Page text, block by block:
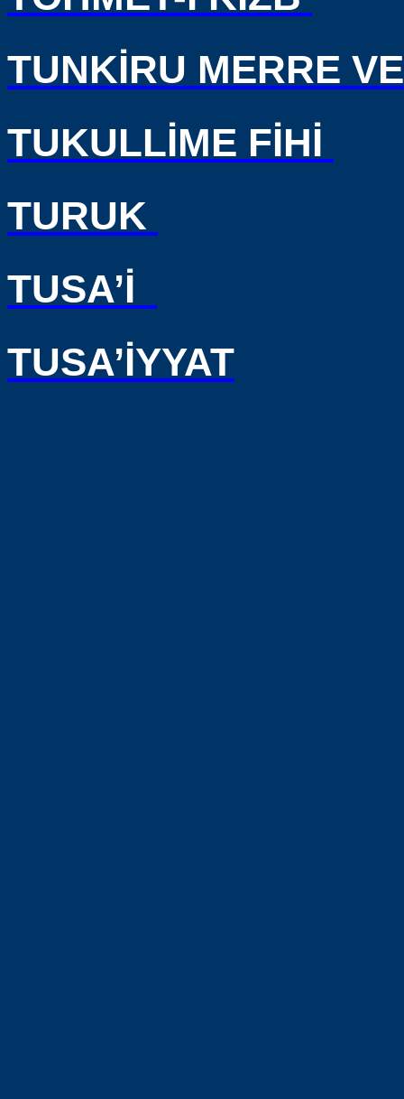
TUNKİRU MERRE
TUKULLİME FİHİ
TURUK
TUSA’İ
TUSA’İYYAT